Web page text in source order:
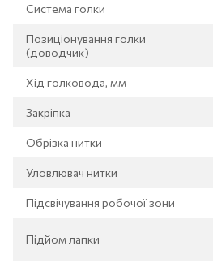
Система голки
Позиціонування голки
(доводчик)
Хід голковода, мм
Закріпка
Обрізка нитки
Уловлювач нитки
Підсвічування робочої зони
Підйом лапки